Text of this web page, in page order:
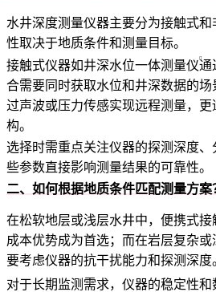
水井深度测量仪器主要分为接触式
性取决于地质条件和测量目标。
接触式仪器如井深水位一体测量仪通
合需要同时获取水位和井深数据的
过声波或压力传感实现远程测量，
构。
选择时需重点关注仪器的探测深度
些参数直接影响测量结果的可靠性。
二、如何根据地质条件匹配测量方案
在松软地层或浅层水井中，便携式
成本优势成为首选；而在岩层复杂
要考虑仪器的抗干扰能力和探测深度
对于长期监测需求，仪器的稳定性和